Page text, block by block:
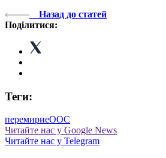
Назад до статей
Поділитися:
Теги:
перемириеООС
Читайте нас у Google News
Читайте нас у Telegram